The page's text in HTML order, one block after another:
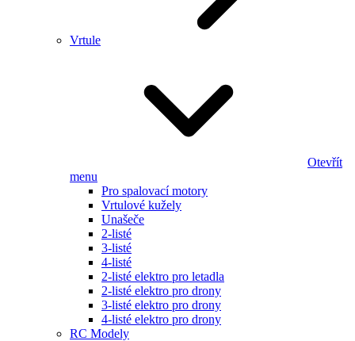
Vrtule
Otevřít
menu
Pro spalovací motory
Vrtulové kužely
Unašeče
2-listé
3-listé
4-listé
2-listé elektro pro letadla
2-listé elektro pro drony
3-listé elektro pro drony
4-listé elektro pro drony
RC Modely